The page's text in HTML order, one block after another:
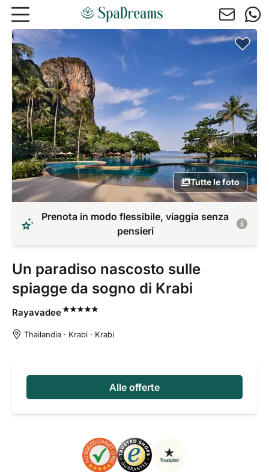
Andare al contenuto principale
Tutte le foto
Prenota in modo flessibile, viaggia senza
pensieri
Un paradiso nascosto sulle
spiagge da sogno di Krabi
Rayavadee
Thailandia · Krabi · Krabi
Alle offerte